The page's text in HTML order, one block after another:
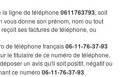
la ligne de téléphone 0611763793, soit
vous donne son prénom, nom ou tout
ses factures de téléphone, ou
de téléphone français06-11-76-37-93
le titulaire de ce numéro de téléphone,
un avis qu'il soit positif, négatif ou
ce numéro 06-11-76-37-93.